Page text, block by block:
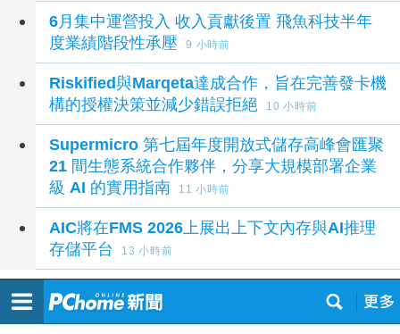
6月集中運營投入 收入貢獻後置 飛魚科技半年
度業績階段性承壓
9 小時前
Riskified與Marqeta達成合作，旨在完善發卡機
構的授權決策並減少錯誤拒絕
10 小時前
Supermicro 第七屆年度開放式儲存高峰會匯聚
21 間生態系統合作夥伴，分享大規模部署企業
級 AI 的實用指南
11 小時前
AIC將在FMS 2026上展出上下文內存與AI推理
存儲平台
13 小時前